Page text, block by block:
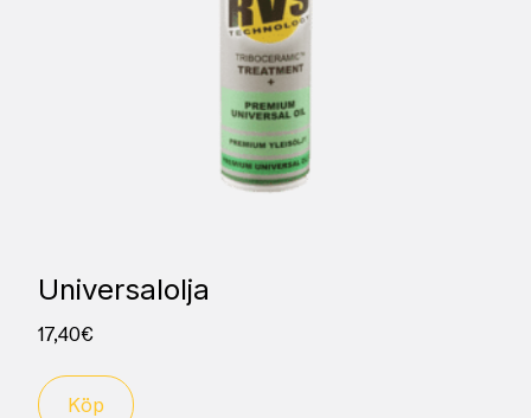
Universalolja
17,40€
Köp